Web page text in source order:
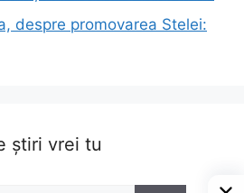
despre promovarea Stelei:
știri vrei tu